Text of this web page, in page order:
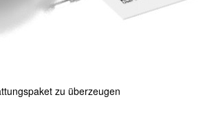
zu überzeugen